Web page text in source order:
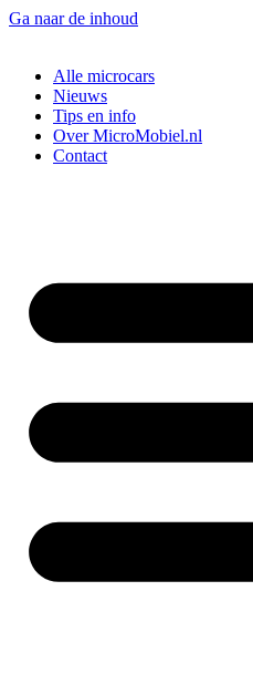
Ga naar de inhoud
Alle microcars
Nieuws
Tips en info
Over MicroMobiel.nl
Contact